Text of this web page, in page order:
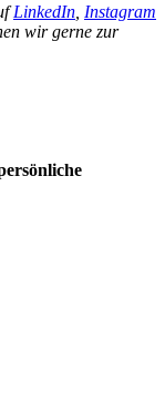
LinkedIn Instagram
wir gerne zur